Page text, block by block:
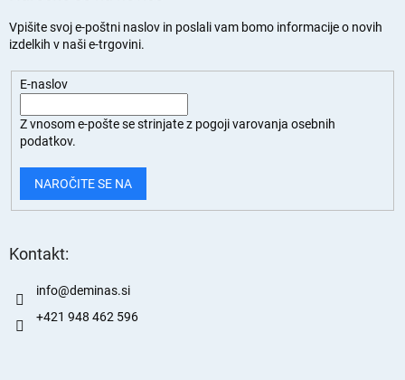
Vpišite svoj e-poštni naslov in poslali vam bomo informacije o novih
izdelkih v naši e-trgovini.
E-naslov
Z vnosom e-pošte se strinjate z pogoji varovanja osebnih
podatkov.
NAROČITE SE NA
Kontakt:
info@deminas.si
+421 948 462 596